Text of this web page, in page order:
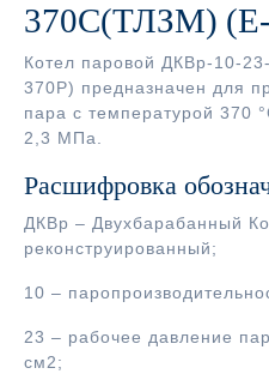
370С(ТЛЗМ)
Котел паровой ДКВр-10-
370Р) предназначен для
пара с температурой 370
2,3 МПа.
Расшифровка
ДКВр – Двухбарабанный
реконструированный;
10 –
23 – рабочее давление
см2;